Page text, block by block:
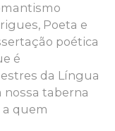
Poeta e
poética
é
da Língua
nossa taberna
a quem